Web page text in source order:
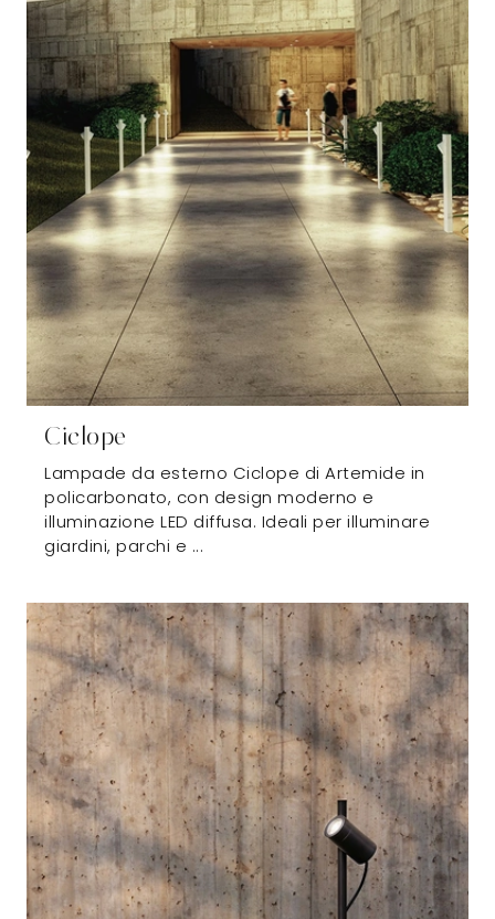
Ciclope
Lampade da esterno Ciclope di Artemide in
policarbonato, con design moderno e
illuminazione LED diffusa. Ideali per illuminare
giardini, parchi e ...